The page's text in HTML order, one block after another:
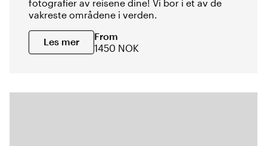
fotografier av reisene dine! Vi bor i et av de
vakreste områdene i verden.
Les mer
From
1450 NOK